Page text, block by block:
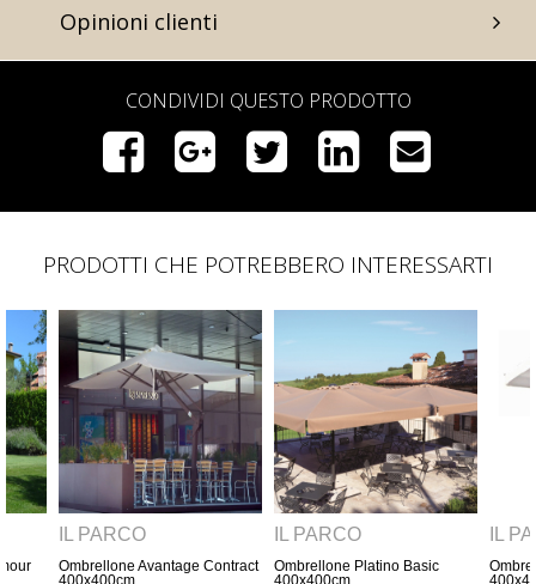
Opinioni clienti
CONDIVIDI QUESTO PRODOTTO
PRODOTTI CHE POTREBBERO INTERESSARTI
PARCO
Platino Basic
IL PARCO
Ombrellone Facility Wood
400x400cm
IL PARCO
Ombrellone
400x400cm